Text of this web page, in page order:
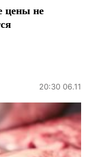
цены не
20:30 06.11